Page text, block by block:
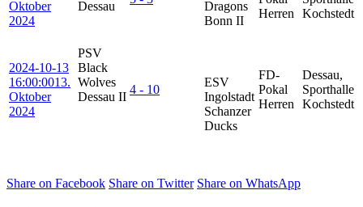
Oktober
2024
Dessau
Dragons
Bonn II
Herren Kochstedt
2024-10-13
16:00:0013.
Oktober
2024
PSV
Black
Wolves
Dessau II
4 - 10
ESV
Ingolstadt
Schanzer
Ducks
FD-
Pokal
Herren
Dessau,
Sporthalle
Kochstedt
Share on Facebook Share on Twitter Share on WhatsApp